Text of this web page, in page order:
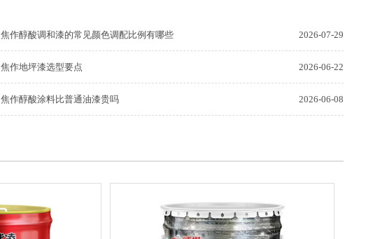
2026-07-29
焦作醇酸调和漆的常见颜色调配比例有哪些
2026-06-22
焦作地坪漆选型要点
2026-06-08
焦作醇酸涂料比普通油漆贵吗